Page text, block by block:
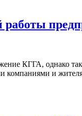
работы
КГГА, однако
и